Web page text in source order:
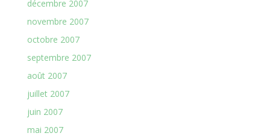
décembre 2007
novembre 2007
octobre 2007
septembre 2007
août 2007
juillet 2007
juin 2007
mai 2007